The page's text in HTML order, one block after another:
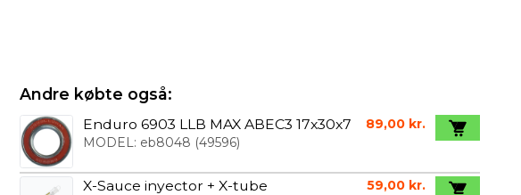
Andre købte også:
Enduro 6903 LLB MAX ABEC3 17x30x7
MODEL: eb8048 (49596)
89,00 kr.
X-Sauce inyector + X-tube 59,00 kr.